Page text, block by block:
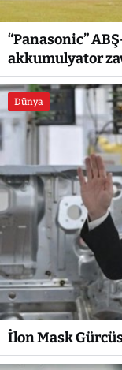
“Panasonic”
akkumulyator
Dünya
İlon Mask